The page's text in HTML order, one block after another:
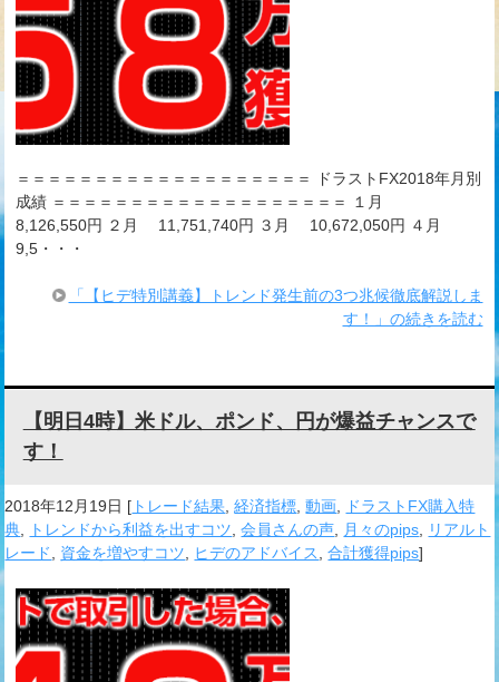
＝＝＝＝＝＝＝＝＝＝＝＝＝＝＝＝＝＝＝ ドラストFX2018年月別
成績 ＝＝＝＝＝＝＝＝＝＝＝＝＝＝＝＝＝＝＝ １月
8,126,550円 ２月 11,751,740円 ３月 10,672,050円 ４月
9,5・・・
「【ヒデ特別講義】トレンド発生前の3つ兆候徹底解説しま
す！」の続きを読む
【明日4時】米ドル、ポンド、円が爆益チャンスで
す！
2018年12月19日 [ トレード結果,経済指標,動画,
ドラストFX購入特
典, トレンドから利益を出すコツ,会員さんの声, 月々のpips, リアルト
レード, 資金を増やすコツ, ヒデのアドバイス,合計獲得pips]